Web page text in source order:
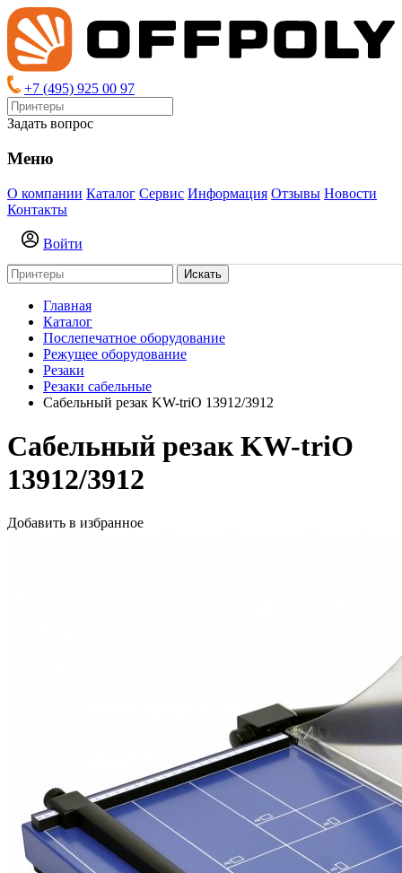
+7 (495) 925 00 97
Задать вопрос
Меню
О компании Каталог Сервис Информация Отзывы Новости
Контакты
Войти
Искать
Главная
Каталог
Послепечатное оборудование
Режущее оборудование
Резаки
Резаки сабельные
Сабельный резак KW-triO 13912/3912
Сабельный резак KW-triO
13912/3912
Добавить в избранное